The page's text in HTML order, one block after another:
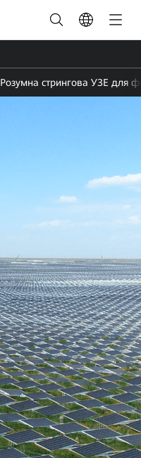
Розумна стрингова УЗЕ для